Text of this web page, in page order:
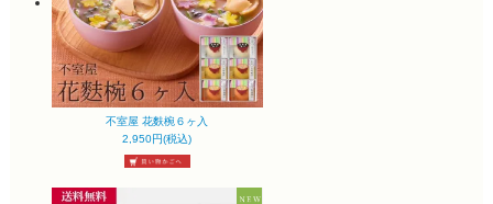
不室屋 花麩椀６ヶ入
2,950円(税込)